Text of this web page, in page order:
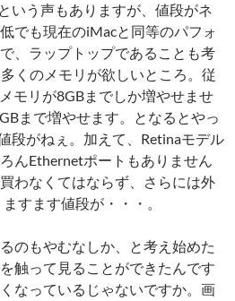
いう声もありますが、値段がネ
でも現在のiMacと同等のパフォ
、ラップトップであることも考
くのメモリが欲しいところ。従
モリが8GBまでしか増やせませ
まで増やせます。となるとやっ
段がねぇ。加えて、Retinaモデル
んEthernetポートもありません
わなくてはならず、さらには外
すます値段が・・・。
のもやむなしか、と考え始めた
触って見ることができたんです
なっているじゃないですか。画